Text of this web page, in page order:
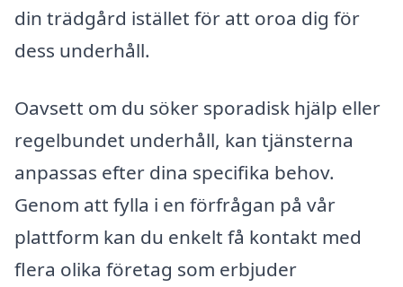
din trädgård istället för att oroa dig för
dess underhåll.
Oavsett om du söker sporadisk hjälp eller
regelbundet underhåll, kan tjänsterna
anpassas efter dina specifika behov.
Genom att fylla i en förfrågan på vår
plattform kan du enkelt få kontakt med
flera olika företag som erbjuder